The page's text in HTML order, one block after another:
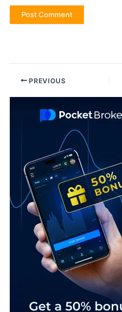
Post PREVIOUS